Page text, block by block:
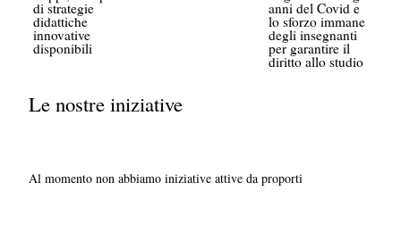
di strategie
didattiche
innovative
disponibili
anni del Covid e
lo sforzo immane
degli insegnanti
per garantire il
diritto allo studio
Le nostre iniziative
Al momento non abbiamo iniziative attive da proporti